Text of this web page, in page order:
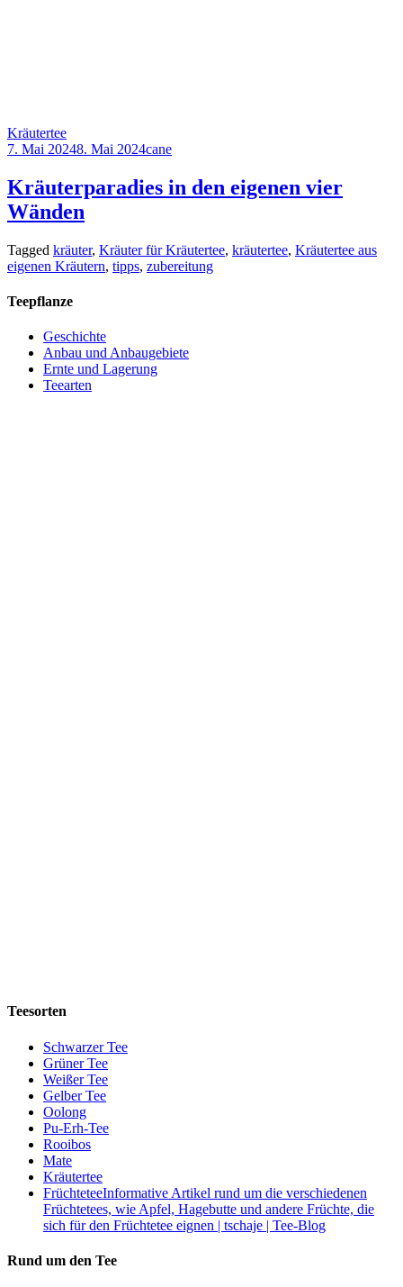
Kräutertee
7. Mai 20248. Mai 2024cane
Kräuterparadies in den eigenen vier
Wänden
Tagged kräuter, Kräuter für Kräutertee, kräutertee, Kräutertee aus
eigenen Kräutern, tipps, zubereitung
Teepflanze
Geschichte
Anbau und Anbaugebiete
Ernte und Lagerung
Teearten
Teesorten
Schwarzer Tee
Grüner Tee
Weißer Tee
Gelber Tee
Oolong
Pu-Erh-Tee
Rooibos
Mate
Kräutertee
FrüchteteeInformative Artikel rund um die verschiedenen
Früchtetees, wie Apfel, Hagebutte und andere Früchte, die
sich für den Früchtetee eignen | tschaje | Tee-Blog
Rund um den Tee